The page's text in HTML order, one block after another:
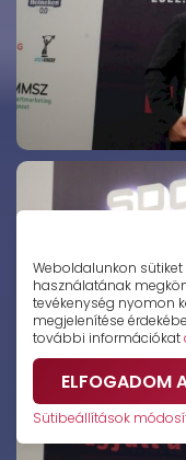
Weboldalunkon
használatának
tevékenység nyomon
megjelenítése
további információkat
ELFOGADOM
Sütibeállítások